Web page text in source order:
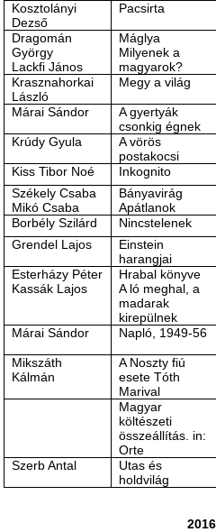
Kosztolányi
Dezső
Pacsirta
Dragomán
György
Lackfi János
Máglya
Milyenek a
magyarok?
Krasznahorkai
László
Megy a világ
Márai Sándor
A gyertyák
csonkig égnek
Krúdy Gyula
A vörös
postakocsi
Kiss Tibor Noé Inkognito
Székely Csaba
Mikó Csaba
Bányavirág
Apátlanok
Borbély Szilárd Nincstelenek
Grendel Lajos
Einstein
harangjai
Esterházy Péter
Kassák Lajos
Hrabal könyve
A ló meghal, a
madarak
kirepülnek
Márai Sándor Napló, 1949-56
Mikszáth
Kálmán
A Noszty fiú
esete Tóth
Marival
Magyar
költészeti
összeállítás. in:
Orte
Szerb Antal
Utas és
holdvilág
2016